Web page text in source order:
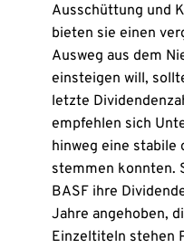
Ausschüttung und
bieten sie einen
Ausweg aus dem
einsteigen will,
letzte
empfehlen sich
hinweg eine stabile
stemmen konnten.
BASF ihre
Jahre angehoben,
Einzeltiteln stehen